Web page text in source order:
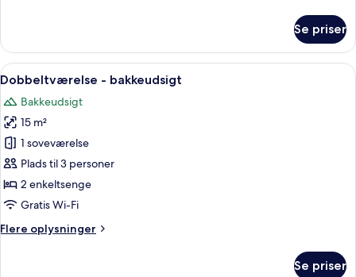
-
havudsigt
Se priser
Indlæs
alle
billeder
af
Dobbeltværelse
-
bakkeudsigt
Et hotelværelse med to senge, et
3
Dobbeltværelse - bakkeudsigt
Bakkeudsigt
15 m²
1 soveværelse
Plads til 3 personer
2 enkeltsenge
Gratis Wi-Fi
Flere oplysninger
Flere
Se priser